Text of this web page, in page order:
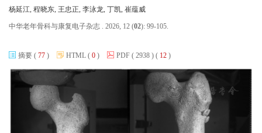
杨延江, 程晓东, 王忠正, 李泳龙, 丁凯, 崔蕴威
中华老年骨科与康复电子杂志 . 2026, 12 (02): 99-105.
摘要 ( 77 ) HTML ( 0 ) PDF ( 2938 ) ( 12 )